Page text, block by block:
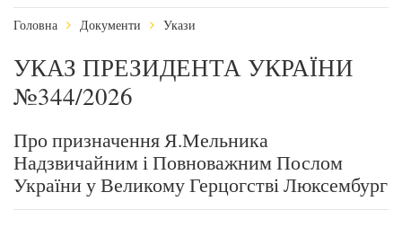
Головна Документи Укази
УКАЗ ПРЕЗИДЕНТА УКРАЇНИ
№344/2026
Про призначення Я.Мельника
Надзвичайним і Повноважним Послом
України у Великому Герцогстві Люксембург